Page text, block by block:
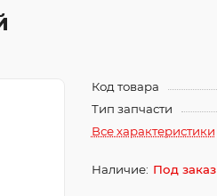
Код товара
Тип запчасти
Все характеристики
Под заказ